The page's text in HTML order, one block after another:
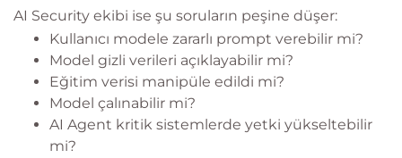
AI Security ekibi ise şu soruların peşine düşer:
Kullanıcı modele zararlı prompt verebilir mi?
Model gizli verileri açıklayabilir mi?
Eğitim verisi manipüle edildi mi?
Model çalınabilir mi?
AI Agent kritik sistemlerde yetki yükseltebilir
mi?